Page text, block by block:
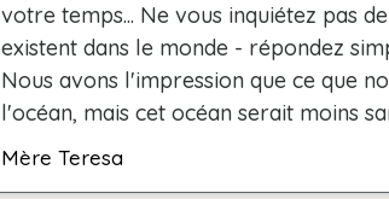
votre temps... Ne vous inquiétez pas
existent dans le monde - répondez
Nous avons l'impression que ce que
l'océan, mais cet océan serait moins
Mère Teresa